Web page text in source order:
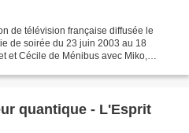
de télévision française diffusée le
de soirée du 23 juin 2003 au 18
et Cécile de Ménibus avec Miko,
quantique - L'Esprit